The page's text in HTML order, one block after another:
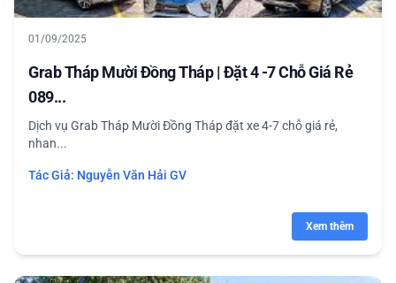
01/09/2025
Grab Tháp Mười Đồng Tháp | Đặt 4 -7 Chỗ Giá Rẻ
089...
Dịch vụ Grab Tháp Mười Đồng Tháp đặt xe 4-7 chỗ giá rẻ,
nhan...
Tác Giả: Nguyễn Văn Hải GV
Xem thêm